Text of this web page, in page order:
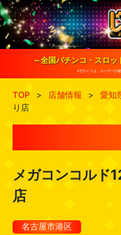
S
k
i
o
～全国パチンコ・スロ
※当サイトは、ユーザーが
TOP > 店舗情報 > 愛知
り店
メガコンコルド
店
名古屋市港区